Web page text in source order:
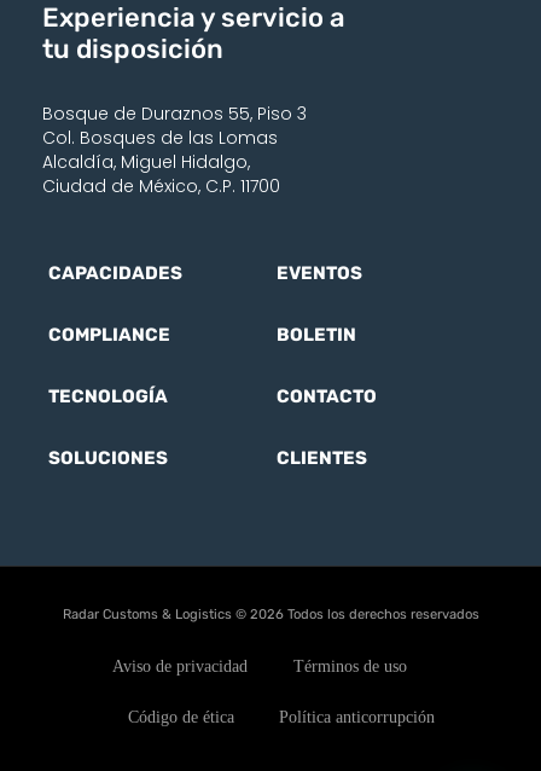
Experiencia y servicio a
tu disposición
Bosque de Duraznos 55, Piso 3
Col. Bosques de las Lomas
Alcaldía, Miguel Hidalgo,
Ciudad de México, C.P. 11700
CAPACIDADES
COMPLIANCE
TECNOLOGÍA
SOLUCIONES
EVENTOS
BOLETIN
CONTACTO
CLIENTES
Radar Customs & Logistics © 2026 Todos los derechos reservados
Aviso de privacidad Términos de uso
Código de ética Política anticorrupción